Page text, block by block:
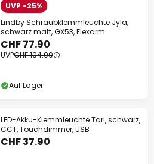
UVP -25%
Lindby Schraubklemmleuchte Jyla,
schwarz matt, GX53, Flexarm
CHF 77.90
UVPCHF 104.90
Auf Lager
LED-Akku-Klemmleuchte Tari, schwarz,
CCT, Touchdimmer, USB
CHF 37.90